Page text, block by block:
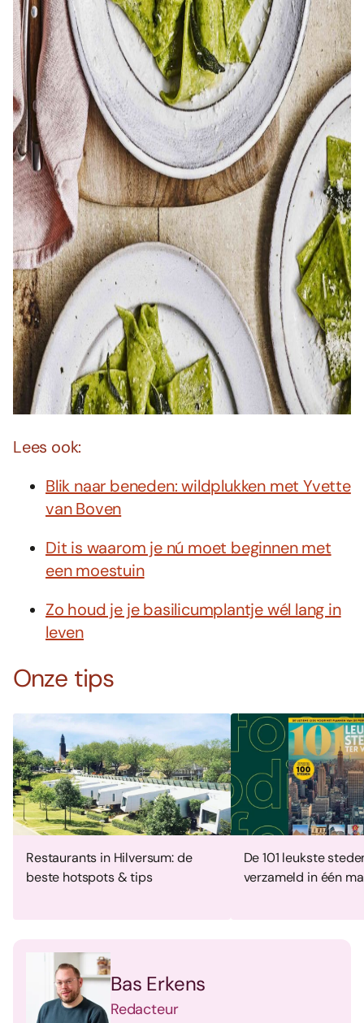
Lees ook:
Blik naar beneden: wildplukken met Yvette
van Boven
Dit is waarom je nú moet beginnen met
een moestuin
Zo houd je je basilicumplantje wél lang in
leven
Onze tips
Restaurants in Hilversum: de
beste hotspots & tips
De 101 leukste
verzameld in één
Bas Erkens
Redacteur